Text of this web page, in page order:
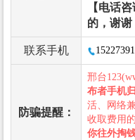
【电话
的，谢谢
联系手机
防骗提醒：
邢台
布者手机
活、网络
收取费用
你往外掏